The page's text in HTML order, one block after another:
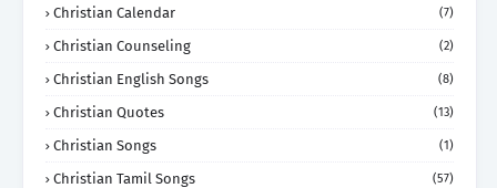
Christian Calendar (7)
Christian Counseling (2)
Christian English Songs (8)
Christian Quotes (13)
Christian Songs (1)
Christian Tamil Songs (57)